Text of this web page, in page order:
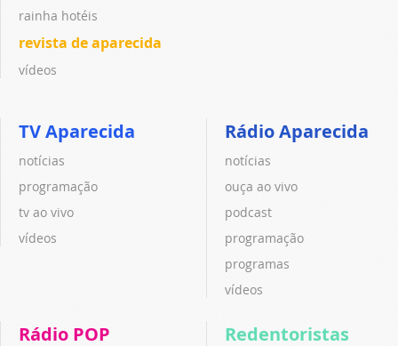
rainha hotéis
revista de aparecida
vídeos
TV Aparecida
notícias
programação
tv ao vivo
vídeos
Rádio Aparecida
notícias
ouça ao vivo
podcast
programação
programas
vídeos
Rádio POP Redentoristas